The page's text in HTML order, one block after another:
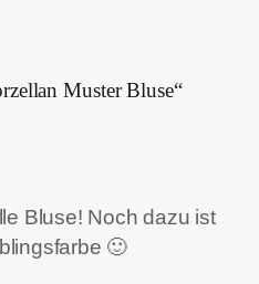
Muster Bluse“
Bluse! Noch dazu ist
🙂